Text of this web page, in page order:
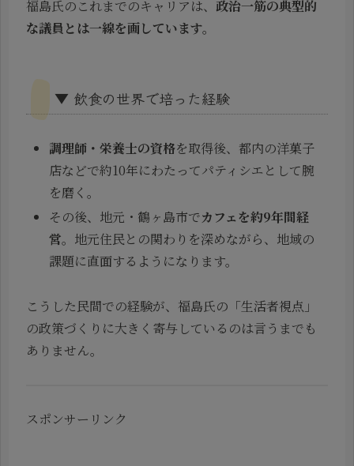
福島氏のこれまでのキャリアは、 政治一筋の典型的
な議員とは一線を画しています。
▼ 飲食の世界で培った経験
調理師・栄養士の資格を取得後、都内の洋菓子
店などで約10年にわたってパティシエとして腕
を磨く。
その後、地元・鶴ヶ島市でカフェを約9年間経
営。地元住民との関わりを深めながら、地域の
課題に直面するようになります。
こうした民間での経験が、福島氏の「生活者視点」
の政策づくりに大きく寄与しているのは言うまでも
ありません。
スポンサーリンク